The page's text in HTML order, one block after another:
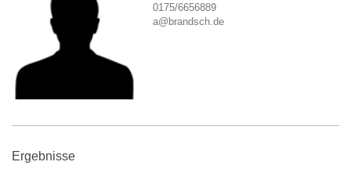
0175/6656889
a@brandsch.de
Ergebnisse